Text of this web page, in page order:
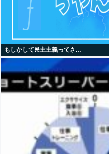
もしかして民主主義ってさ…